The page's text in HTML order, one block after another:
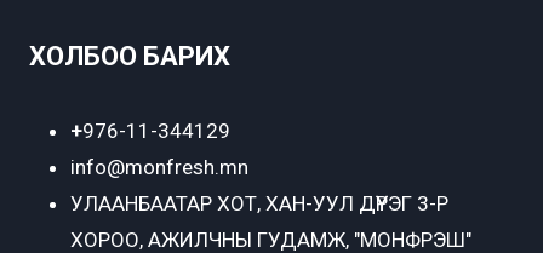
ХОЛБОО БАРИХ
+976-11-344129
info@monfresh.mn
УЛААНБААТАР ХОТ, ХАН-УУЛ ДҮҮРЭГ 3-Р
ХОРОО, АЖИЛЧНЫ ГУДАМЖ, "МОНФРЭШ"